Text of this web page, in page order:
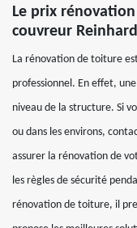
Le prix
couvreur
La rénovation de toiture
professionnel. En effet,
niveau de la structure. Si
ou dans les environs,
assurer la rénovation de
les règles de sécurité
rénovation de toiture, il